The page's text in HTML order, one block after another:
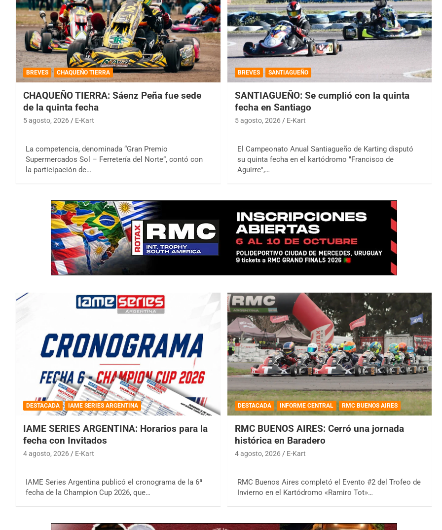
BREVES CHAQUEÑO TIERRA
CHAQUEÑO TIERRA: Sáenz Peña fue sede
de la quinta fecha
5 agosto, 2026 E-Kart
La competencia, denominada “Gran Premio
Supermercados Sol – Ferretería del Norte”, contó con
la participación de…
BREVES SANTIAGUEÑO
SANTIAGUEÑO: Se cumplió con la quinta
fecha en Santiago
5 agosto, 2026 E-Kart
El Campeonato Anual Santiagueño de Karting disputó
su quinta fecha en el kartódromo "Francisco de
Aguirre",…
DESTACADA IAME SERIES ARGENTINA
IAME SERIES ARGENTINA: Horarios para la
fecha con Invitados
4 agosto, 2026 E-Kart
IAME Series Argentina publicó el cronograma de la 6ª
fecha de la Champion Cup 2026, que…
DESTACADA INFORME CENTRAL RMC BUENOS AIRES
RMC BUENOS AIRES: Cerró una jornada
histórica en Baradero
4 agosto, 2026 E-Kart
RMC Buenos Aires completó el Evento #2 del Trofeo de
Invierno en el Kartódromo «Ramiro Tot»…